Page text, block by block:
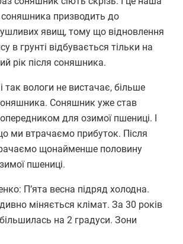
соняшника призводить до
явищ, тому що відновлення
в грунті відбувається тільки на
рік після соняшника.
так вологи не вистачає, більше
Соняшник уже став
для озимої пшениці. І
ми втрачаємо прибуток. Після
щонайменше половину
пшениці.
П’ята весна підряд холодна.
міняється клімат. За 30 років
на 2 градуси. Зони